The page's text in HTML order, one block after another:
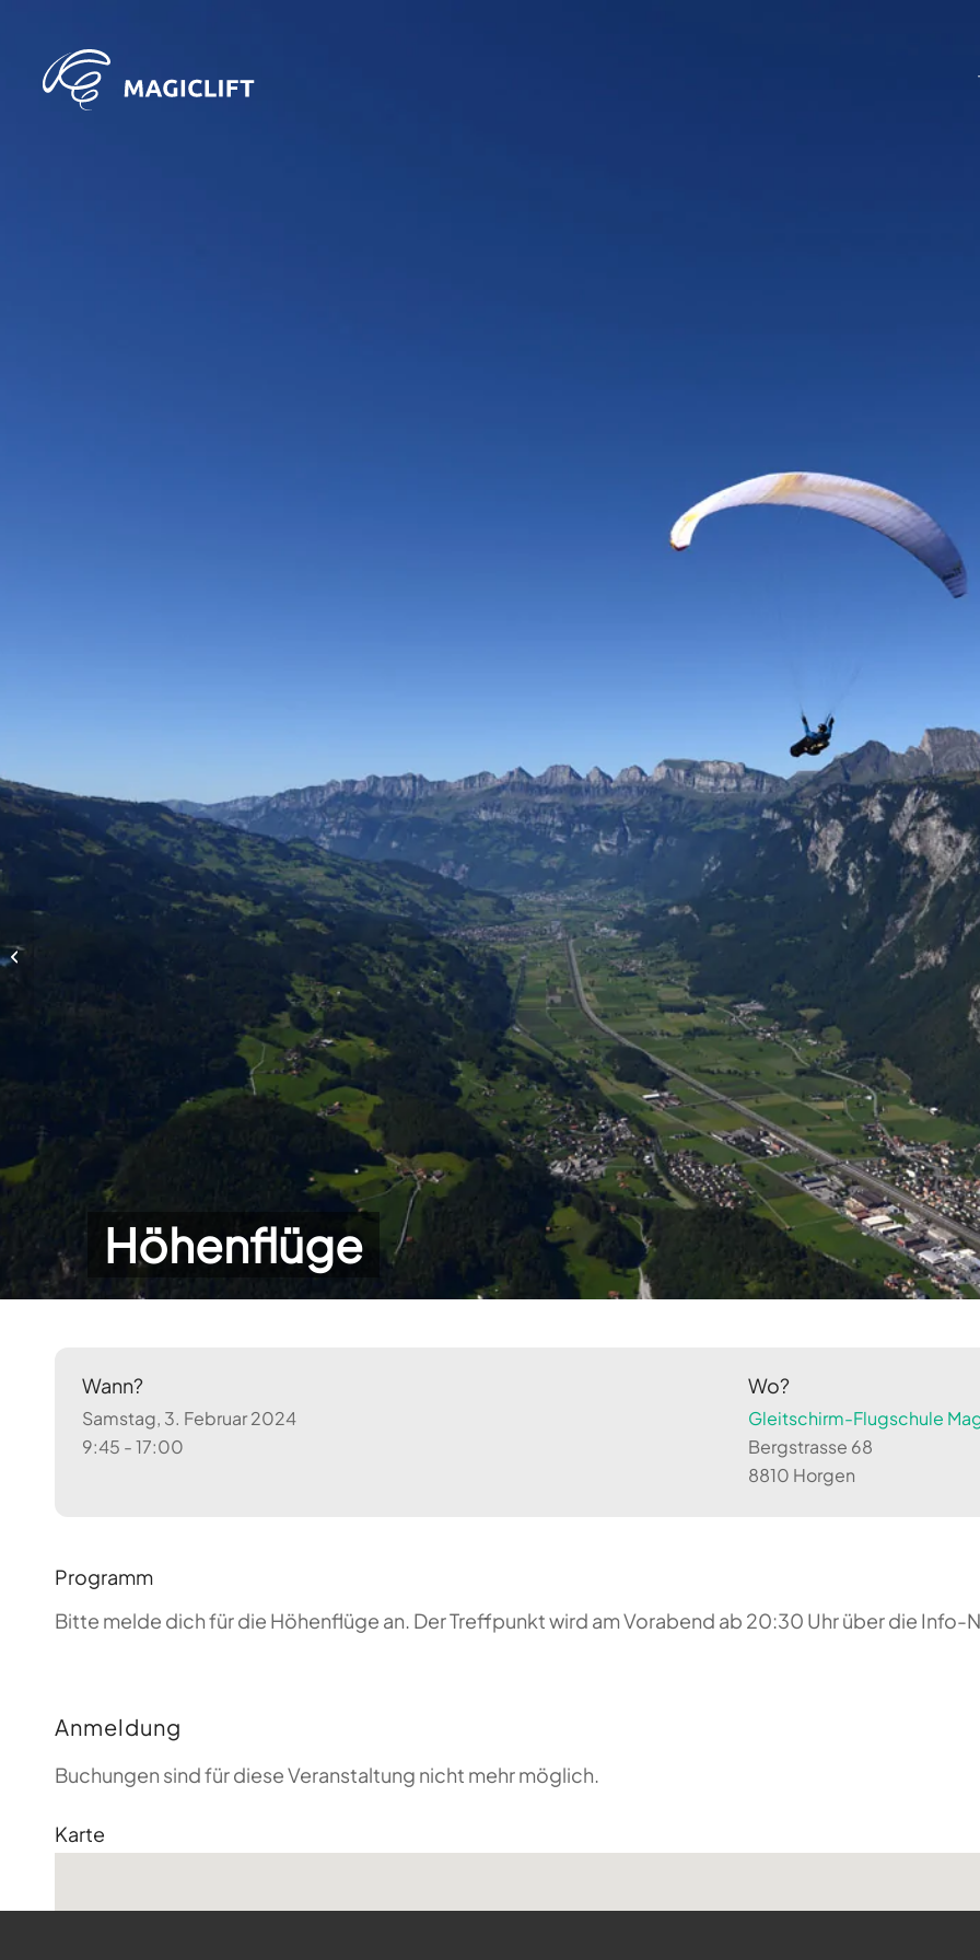
Höhenflüge
Wann?
Samstag, 3. Februar 2024
9:45 - 17:00
Wo?
Gleitschirm-Flugschule
Bergstrasse 68
8810 Horgen
Programm
Bitte melde dich für die Höhenflüge an. Der Treffpunkt wird am Vorabend ab 20:30 Uhr über die Info-
Anmeldung
Buchungen sind für diese Veranstaltung nicht mehr möglich.
Karte